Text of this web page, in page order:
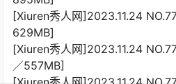
[Xiuren秀人网]2023.11.24
629MB]
[Xiuren秀人网]2023.11.24
／557MB]